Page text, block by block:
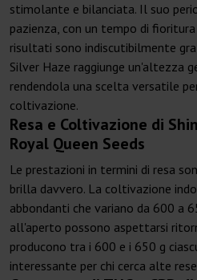
stimolante e bilanciata. Il suo
pazienza, con un tempo di
risultati sono indiscutibilmente
Silver Haze raggiunge un'altezza
rendendola una scelta versatile
coltivazione.
Resa e Coltivazione di
Royal Queen Seeds
Le prestazioni in termini di resa
brilla davvero. La coltivazione
abbondanti che variano da 600 a
all'aperto possono aspettarsi
producono tra i 600 e i 650 g
interessante per chi cerca alte